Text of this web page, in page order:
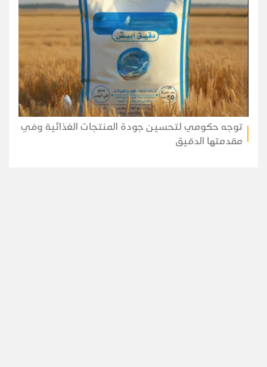
توجه حكومي لتحسين جودة المنتجات الغذائية وفي
مقدمتها الدقيق